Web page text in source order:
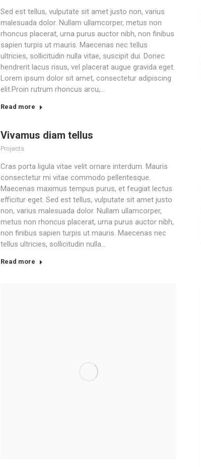
Sed est tellus, vulputate sit amet justo non, varius
malesuada dolor. Nullam ullamcorper, metus non
rhoncus placerat, urna purus auctor nibh, non finibus
sapien turpis ut mauris. Maecenas nec tellus
ultricies, sollicitudin nulla vitae, suscipit dui. Donec
hendrerit lacus risus, vel placerat augue gravida eget.
Lorem ipsum dolor sit amet, consectetur adipiscing
elit.Proin rutrum rhoncus arcu,…
Read more
Vivamus diam tellus
Projects
Cras porta ligula vitae velit ornare interdum. Mauris
consectetur mi vitae commodo pellentesque.
Maecenas maximus tempus purus, et feugiat lectus
efficitur eget. Sed est tellus, vulputate sit amet justo
non, varius malesuada dolor. Nullam ullamcorper,
metus non rhoncus placerat, urna purus auctor nibh,
non finibus sapien turpis ut mauris. Maecenas nec
tellus ultricies, sollicitudin nulla…
Read more